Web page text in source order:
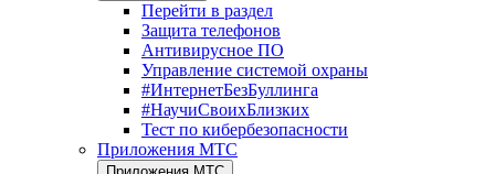
Перейти в раздел
Защита телефонов
Антивирусное ПО
Управление системой охраны
#ИнтернетБезБуллинга
#НаучиСвоихБлизких
Тест по кибербезопасности
Приложения МТС